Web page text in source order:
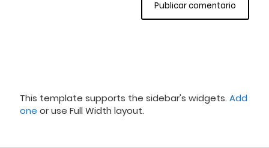
This template supports the sidebar's widgets. Add
one or use Full Width layout.